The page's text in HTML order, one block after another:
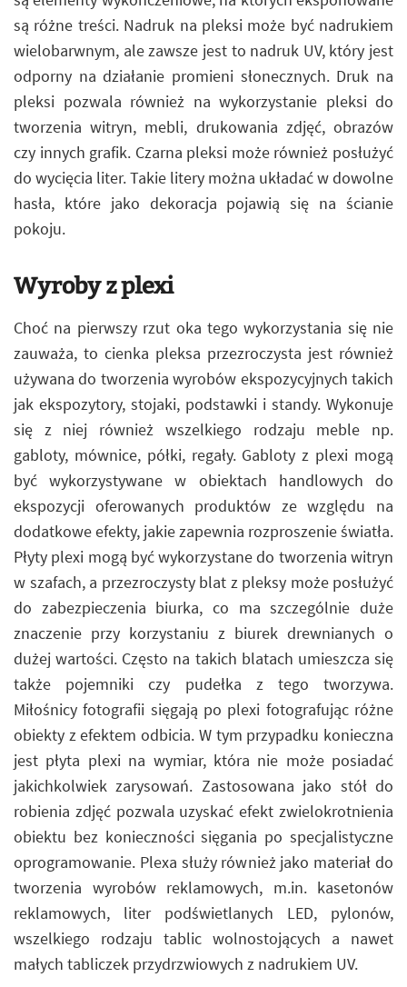
są różne treści. Nadruk na pleksi może być nadrukiem
wielobarwnym, ale zawsze jest to nadruk UV, który jest
odporny na działanie promieni słonecznych. Druk na
pleksi pozwala również na wykorzystanie pleksi do
tworzenia witryn, mebli, drukowania zdjęć, obrazów
czy innych grafik. Czarna pleksi może również posłużyć
do wycięcia liter. Takie litery można układać w dowolne
hasła, które jako dekoracja pojawią się na ścianie
pokoju.
Wyroby z plexi
Choć na pierwszy rzut oka tego wykorzystania się nie
zauważa, to cienka pleksa przezroczysta jest również
używana do tworzenia wyrobów ekspozycyjnych takich
jak ekspozytory, stojaki, podstawki i standy. Wykonuje
się z niej również wszelkiego rodzaju meble np.
gabloty, mównice, półki, regały. Gabloty z plexi mogą
być wykorzystywane w obiektach handlowych do
ekspozycji oferowanych produktów ze względu na
dodatkowe efekty, jakie zapewnia rozproszenie światła.
Płyty plexi mogą być wykorzystane do tworzenia witryn
w szafach, a przezroczysty blat z pleksy może posłużyć
do zabezpieczenia biurka, co ma szczególnie duże
znaczenie przy korzystaniu z biurek drewnianych o
dużej wartości. Często na takich blatach umieszcza się
także pojemniki czy pudełka z tego tworzywa.
Miłośnicy fotografii sięgają po plexi fotografując różne
obiekty z efektem odbicia. W tym przypadku konieczna
jest płyta plexi na wymiar, która nie może posiadać
jakichkolwiek zarysowań. Zastosowana jako stół do
robienia zdjęć pozwala uzyskać efekt zwielokrotnienia
obiektu bez konieczności sięgania po specjalistyczne
oprogramowanie. Plexa służy również jako materiał do
tworzenia wyrobów reklamowych, m.in. kasetonów
reklamowych, liter podświetlanych LED, pylonów,
wszelkiego rodzaju tablic wolnostojących a nawet
małych tabliczek przydrzwiowych z nadrukiem UV.